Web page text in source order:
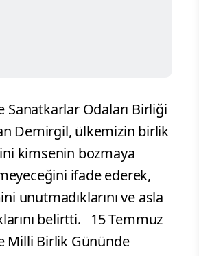
Sanatkarlar Odaları Birliği
Demirgil, ülkemizin birlik
kimsenin bozmaya
ifade ederek,
unutmadıklarını ve asla
belirtti. 15 Temmuz
Milli Birlik Gününde